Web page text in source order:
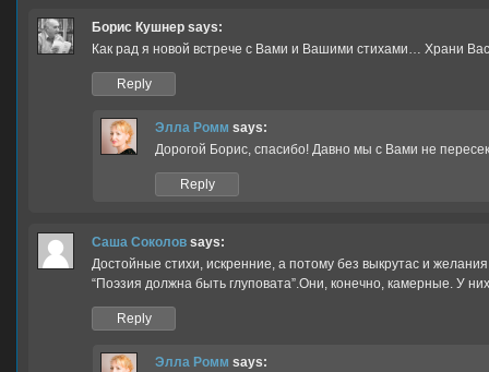
Борис Кушнер says:
Как рад я новой встрече с Вами и Вашими стихами… Храни
Reply
Элла Ромм says:
Дорогой Борис, спасибо! Давно мы с Вами не
Reply
Саша Соколов says:
Достойные стихи, искренние, а потому без выкрутас и желания
“Поэзия должна быть глуповата”.Они, конечно, камерные. У
Reply
Элла Ромм says: